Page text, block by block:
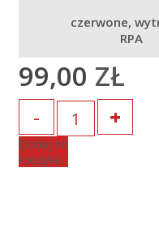
czerwone
RPA
99,00 ZŁ
Dodaj do
koszyka